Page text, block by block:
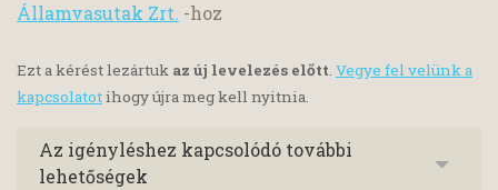
Államvasutak Zrt. -hoz
Ezt a kérést lezártuk az új levelezés előtt. Vegye fel velünk a
kapcsolatotihogy újra meg kell nyitnia.
Az igényléshez kapcsolódó további
lehetőségek